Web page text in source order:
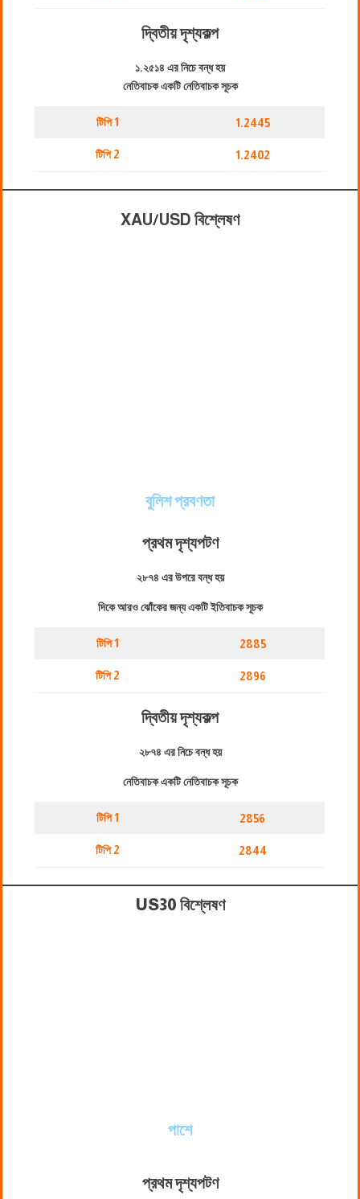
দ্বিতীয় দৃশ্যকল্প
১.২৫১৪ এর নিচে বন্ধ হয়
নেতিবাচক একটি নেতিবাচক সূচক
টিপি 1 1.2445
টিপি 2 1.2402
XAU/USD বিশ্লেষণ
বুলিশ প্রবণতা
প্রথম দৃশ্যপটণ
২৮৭৪ এর উপরে বন্ধ হয়
দিকে আরও ঝোঁকের জন্য একটি ইতিবাচক সূচক
টিপি 1 2885
টিপি 2 2896
দ্বিতীয় দৃশ্যকল্প
২৮৭৪ এর নিচে বন্ধ হয়
নেতিবাচক একটি নেতিবাচক সূচক
টিপি 1 2856
টিপি 2 2844
US30 বিশ্লেষণ
পাশে
প্রথম দৃশ্যপটণ